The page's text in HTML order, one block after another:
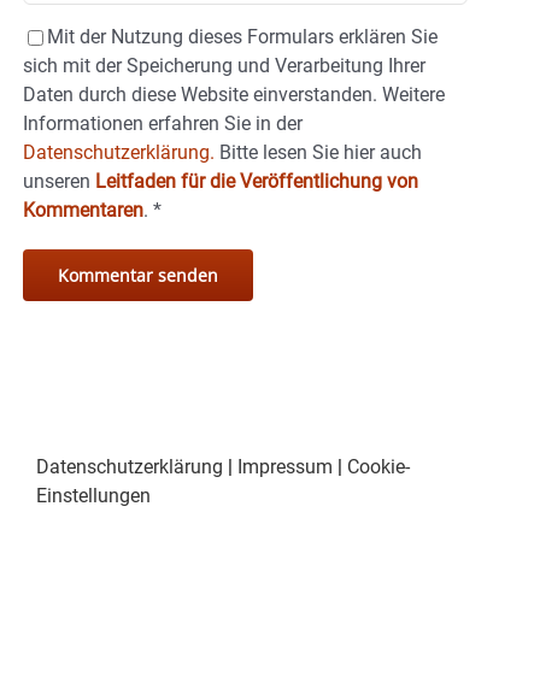
Mit der Nutzung dieses Formulars erklären Sie
sich mit der Speicherung und Verarbeitung Ihrer
Daten durch diese Website einverstanden. Weitere
Informationen erfahren Sie in der
Datenschutzerklärung. Bitte lesen Sie hier auch
unseren Leitfaden für die Veröffentlichung von
Kommentaren. *
Datenschutzerklärung | Impressum | Cookie-
Einstellungen